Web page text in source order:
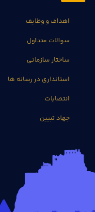
اهداف و وظایف
سوالات متداول
ساختار سازمانی
استانداری در رسانه ها
انتصابات
جهاد تبیین